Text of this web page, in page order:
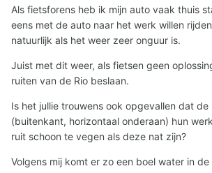
Als fietsforens heb ik mijn auto vaak thuis
eens met de auto naar het werk willen
natuurlijk als het weer zeer onguur is.
Juist met dit weer, als fietsen geen
ruiten van de Rio beslaan.
Is het jullie trouwens ook opgevallen dat de
(buitenkant, horizontaal onderaan) hun
ruit schoon te vegen als deze nat zijn?
Volgens mij komt er zo een boel water in de